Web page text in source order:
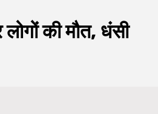
की मौत, धंसी